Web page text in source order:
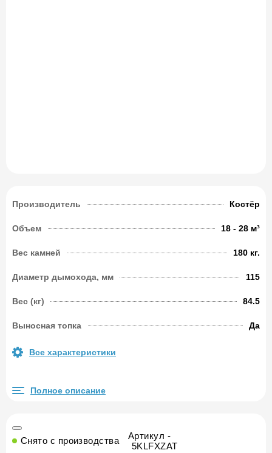
Все характеристики
Производитель Костёр
Объем 18 - 28 м³
Вес камней 180 кг.
Диаметр дымохода, мм 115
Вес (кг) 84.5
Выносная топка Да
Полное описание
Снято с производства
Артикул -
5KLFXZAT